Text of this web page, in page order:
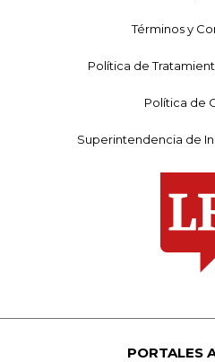
Términos y
Política de
Política de
Superintendencia de
PORTALES